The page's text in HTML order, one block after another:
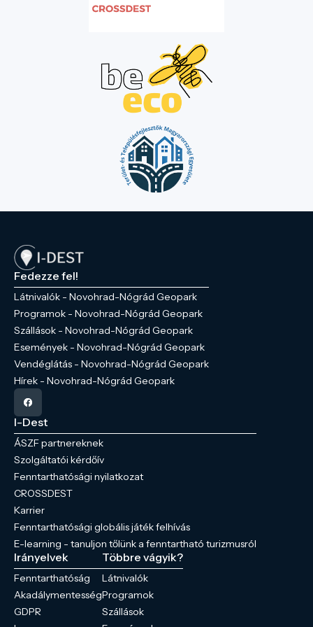
Fedezze fel!
Látnivalók - Novohrad-Nógrád Geopark
Programok - Novohrad-Nógrád Geopark
Szállások - Novohrad-Nógrád Geopark
Események - Novohrad-Nógrád Geopark
Vendéglátás - Novohrad-Nógrád Geopark
Hírek - Novohrad-Nógrád Geopark
I-Dest
ÁSZF partnereknek
Szolgáltatói kérdőív
Fenntarthatósági nyilatkozat
CROSSDEST
Karrier
Fenntarthatósági globális játék felhívás
E-learning - tanuljon tőlünk a fenntartható turizmusról
Irányelvek
Fenntarthatóság
Akadálymentesség
GDPR
Többre vágyik?
Látnivalók
Programok
Szállások